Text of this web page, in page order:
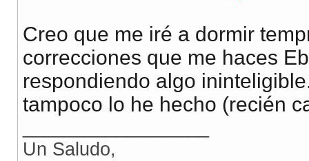
Creo que me iré a dormir
correcciones que me haces
respondiendo algo
tampoco lo he hecho (recién
Un Saludo,